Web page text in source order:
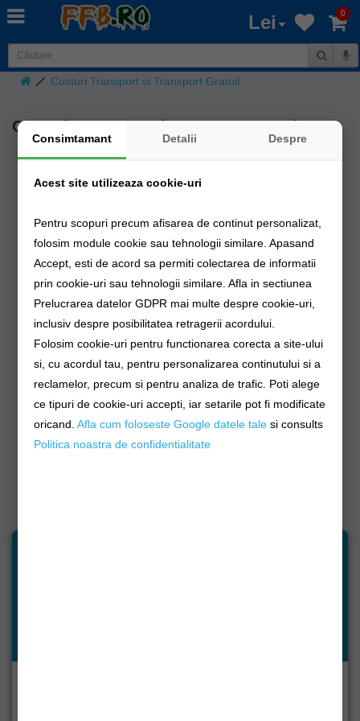
Lei 0
Costuri Transport si Transport Gratuit
Costuri Transport si Transport Gratuit
RON in limita a 10 kg.
Pentru comenzile peste 400 lei taxa de livrare este 0 RONin
Sameday
Pentru comenzile intre 50 si 100 lei taxa de livrare este 27.90
RON in limita a 10 kg.
Pentru comenzile intre 100 si 400 lei taxa de livrare este 19.9
RON prin curierin limita a 30 kg.
limita a 100 kg.
zi, daca toate produsele sunt in stoc. Nu se expediaza comenzi
Consimtamant Detalii Despre
Acest site utilizeaza cookie-uri
Pentru scopuri precum afisarea de continut personalizat,
folosim module cookie sau tehnologii similare. Apasand
Accept, esti de acord sa permiti colectarea de informatii
prin cookie-uri sau tehnologii similare. Afla in sectiunea
Prelucrarea datelor GDPR mai multe despre cookie-uri,
inclusiv despre posibilitatea retragerii acordului.
Folosim cookie-uri pentru functionarea corecta a site-ului
si, cu acordul tau, pentru personalizarea continutului si a
reclamelor, precum si pentru analiza de trafic. Poti alege
ce tipuri de cookie-uri accepti, iar setarile pot fi modificate
oricand.Afla cum foloseste Google datele tale si consults
Politica noastra de confidentialitate